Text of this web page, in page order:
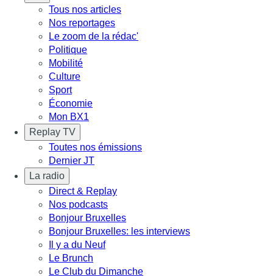
Tous nos articles
Nos reportages
Le zoom de la rédac'
Politique
Mobilité
Culture
Sport
Économie
Mon BX1
Replay TV
Toutes nos émissions
Dernier JT
La radio
Direct & Replay
Nos podcasts
Bonjour Bruxelles
Bonjour Bruxelles: les interviews
Il y a du Neuf
Le Brunch
Le Club du Dimanche